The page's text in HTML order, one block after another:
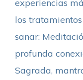
experiencias
los
sanar:
profunda
Sagrada,